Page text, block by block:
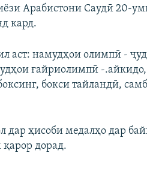
Арабистони Саудӣ 20-
кард.
аст: намудҳои олимпӣ -
ғайриолимпӣ -.айкидо,
бокси тайландӣ,
дар ҳисоби медалҳо дар
дорад.